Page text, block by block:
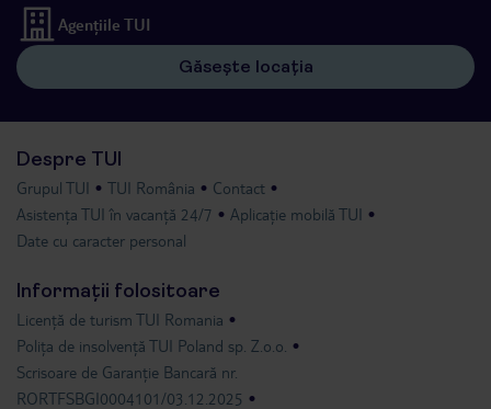
Agențiile TUI
Găsește locația
Despre TUI
Grupul TUI TUI România
Contact
Asistența TUI în vacanță 24/7
Aplicație mobilă TUI
Date cu caracter personal
Informații folositoare
Licență de turism TUI Romania
Polița de insolvență TUI Poland sp. Z.o.o.
Scrisoare de Garanție Bancară nr.
RORTFSBGI0004101/03.12.2025